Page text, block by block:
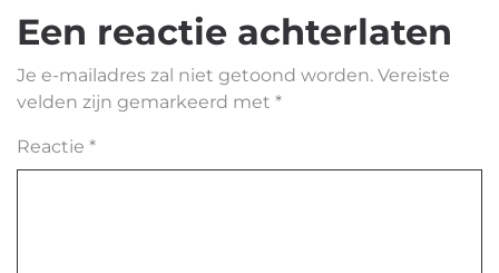
Een reactie achterlaten
Je e-mailadres zal niet getoond worden. Vereiste
velden zijn gemarkeerd met *
Reactie *